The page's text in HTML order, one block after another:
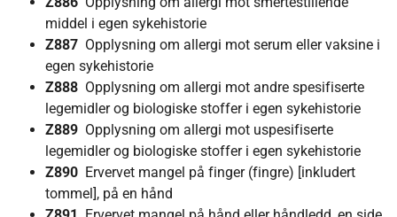
middel i egen sykehistorie
Z887 Opplysning om allergi mot serum eller vaksine i
egen sykehistorie
Z888 Opplysning om allergi mot andre spesifiserte
legemidler og biologiske stoffer i egen sykehistorie
Z889 Opplysning om allergi mot uspesifiserte
legemidler og biologiske stoffer i egen sykehistorie
Z890 Ervervet mangel på finger (fingre) [inkludert
tommel], på en hånd